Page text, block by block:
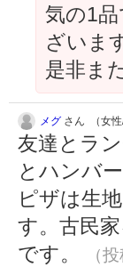
気の1
ざいま
是非ま
メグ さん （女性
友達とラ
とハンバ
ピザは生
す。古民
です。
（